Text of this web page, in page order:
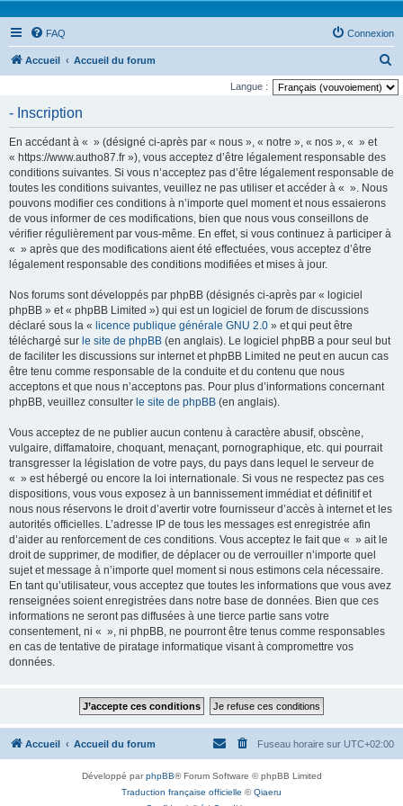
FAQ Connexion
Accueil Accueil du forum
e
Langue :
- Inscription
En accédant à « » (désigné ci-après par « nous », « notre », « nos », « » et
« https://www.autho87.fr »), vous acceptez d’être légalement responsable des
conditions suivantes. Si vous n’acceptez pas d’être légalement responsable de
toutes les conditions suivantes, veuillez ne pas utiliser et accéder à « ». Nous
pouvons modifier ces conditions à n’importe quel moment et nous essaierons
de vous informer de ces modifications, bien que nous vous conseillons de
vérifier régulièrement par vous-même. En effet, si vous continuez à participer à
« » après que des modifications aient été effectuées, vous acceptez d’être
légalement responsable des conditions modifiées et mises à jour.
Nos forums sont développés par phpBB (désignés ci-après par « logiciel
phpBB » et « phpBB Limited ») qui est un logiciel de forum de discussions
déclaré sous la « licence publique générale GNU 2.0 » et qui peut être
téléchargé sur le site de phpBB (en anglais). Le logiciel phpBB a pour seul but
de faciliter les discussions sur internet et phpBB Limited ne peut en aucun cas
être tenu comme responsable de la conduite et du contenu que nous
acceptons et que nous n’acceptons pas. Pour plus d’informations concernant
phpBB, veuillez consulter le site de phpBB (en anglais).
Vous acceptez de ne publier aucun contenu à caractère abusif, obscène,
vulgaire, diffamatoire, choquant, menaçant, pornographique, etc. qui pourrait
transgresser la législation de votre pays, du pays dans lequel le serveur de
« » est hébergé ou encore la loi internationale. Si vous ne respectez pas ces
dispositions, vous vous exposez à un bannissement immédiat et définitif et
nous nous réservons le droit d’avertir votre fournisseur d’accès à internet et les
autorités officielles. L’adresse IP de tous les messages est enregistrée afin
d’aider au renforcement de ces conditions. Vous acceptez le fait que « » ait le
droit de supprimer, de modifier, de déplacer ou de verrouiller n’importe quel
sujet et message à n’importe quel moment si nous estimons cela nécessaire.
En tant qu’utilisateur, vous acceptez que toutes les informations que vous avez
renseignées soient enregistrées dans notre base de données. Bien que ces
informations ne seront pas diffusées à une tierce partie sans votre
consentement, ni « », ni phpBB, ne pourront être tenus comme responsables
en cas de tentative de piratage informatique visant à compromettre vos
données.
Accueil Accueil du forum Fuseau horaire sur UTC+02:00
Développé parphpBB® Forum Software © phpBB Limited
Traduction française officielle ©Qiaeru